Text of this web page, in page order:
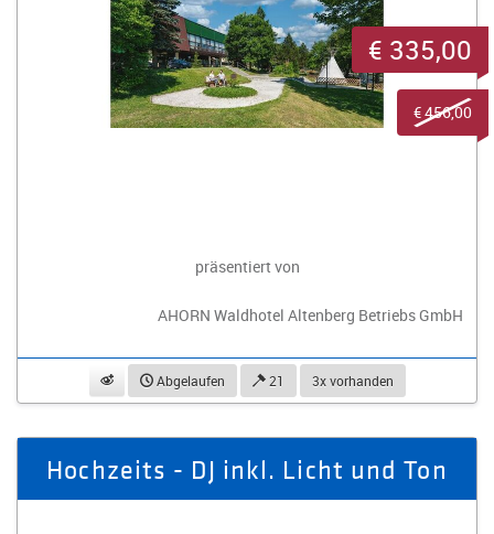
präsentiert von
AHORN Waldhotel Altenberg Betriebs GmbH
beobachtenAbgelaufen 21 3x vorhanden
€ 335,00
€ 456,00
Hochzeits - DJ inkl. Licht und Ton